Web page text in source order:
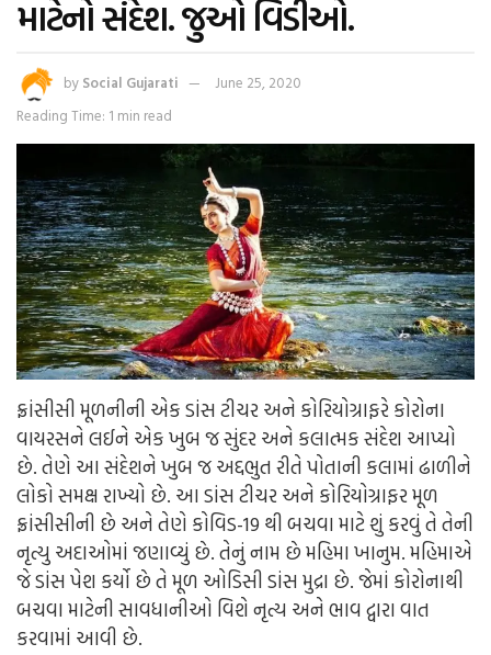
માટેનો સંદેશ. જુઓ વિડીઓ.
by Social Gujarati
June 25, 2020
Reading Time: 1 min read
ફ્રાંસીસી મૂળનીની એક ડાંસ ટીચર અને કોરિયોગ્રાફરે કોરોના
વાયરસને લઈને એક ખુબ જ સુંદર અને કલાત્મક સંદેશ આપ્યો
છે. તેણે આ સંદેશને ખુબ જ અદ્દભુત રીતે પોતાની કલામાં ઢાળીને
લોકો સમક્ષ રાખ્યો છે. આ ડાંસ ટીચર અને કોરિયોગ્રાફર મૂળ
ફ્રાંસીસીની છે અને તેણે કોવિડ-19 થી બચવા માટે શું કરવું તે તેની
નૃત્યુ અદાઓમાં જણાવ્યું છે. તેનું નામ છે મહિમા ખાનુમ. મહિમાએ
જે ડાંસ પેશ કર્યો છે તે મૂળ ઓડિસી ડાંસ મુદ્રા છે. જેમાં કોરોનાથી
બચવા માટેની સાવધાનીઓ વિશે નૃત્ય અને ભાવ દ્વારા વાત
કરવામાં આવી છે.